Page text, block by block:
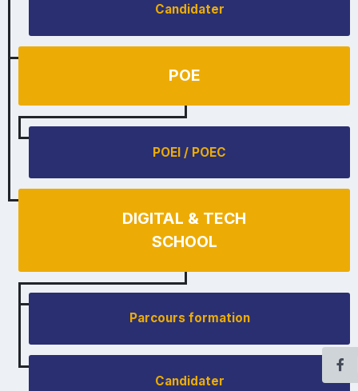
Candidater
POE
POEI / POEC
DIGITAL & TECH
SCHOOL
Parcours formation
Candidater